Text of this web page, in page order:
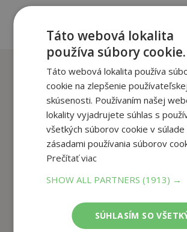
Zákazníci, ktorí si
tento titul si tiež
11,95
11
Táto webová lokalita
používa súbory cookie.
Táto webová lokalita používa
cookie na zlepšenie používateľskej
skúsenosti. Používaním našej
lokality vyjadrujete súhlas s
všetkých súborov cookie v súlade
zásadami používania súborov
Prečítať viac
SHOW ALL PARTNERS(1913) →
SÚHLASÍM SO